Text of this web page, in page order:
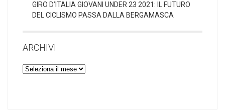
GIRO D’ITALIA GIOVANI UNDER 23 2021: IL FUTURO
DEL CICLISMO PASSA DALLA BERGAMASCA
ARCHIVI
Archivi